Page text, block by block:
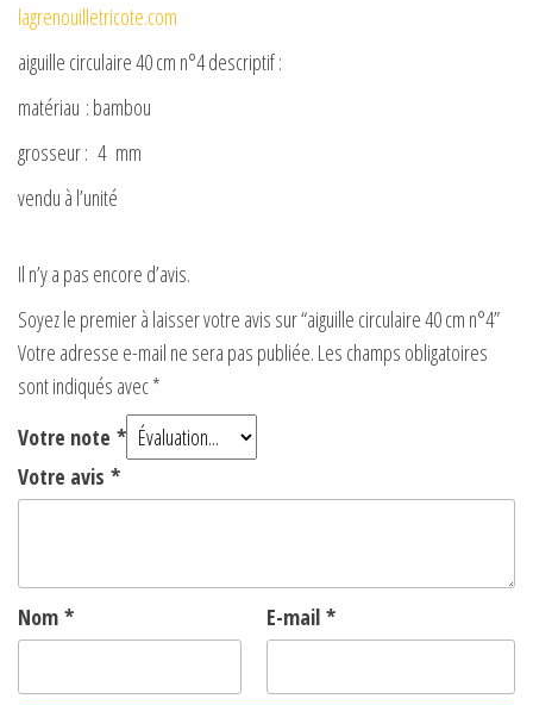
lagrenouilletricote.com
aiguille circulaire 40 cm n°4 descriptif :
matériau : bambou
grosseur : 4 mm
vendu à l’unité
Il n’y a pas encore d’avis.
Soyez le premier à laisser votre avis sur “aiguille circulaire 40 cm n°4”
Votre adresse e-mail ne sera pas publiée. Les champs obligatoires
sont indiqués avec*
Votre note *
Votre avis *
Nom * E-mail *